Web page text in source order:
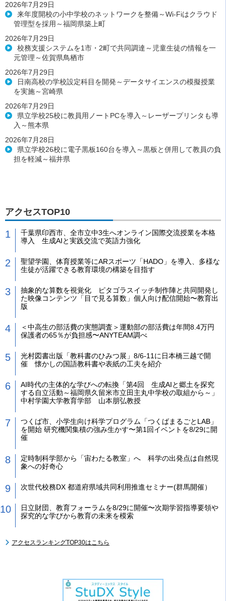
2026年7月29日
来年度開校の小中学校のネットワークを整備～Wi-Fiはクラウド
管理型を採用～福岡県築上町
2026年7月29日
校務支援システムを1市・2町で共同調達～児童生徒の情報を一
元管理～佐賀県鳥栖市
2026年7月29日
日南高校の学校設定科目を開発～データサイエンスの模擬授業
を実施～宮崎県
2026年7月29日
県立学校25校に教員用ノートPCを導入～レーザープリンタも導
入～熊本県
2026年7月28日
県立学校26校に電子黒板160台を導入～黒板と併用して教員の負
担を軽減～福井県
アクセスTOP10
千葉県印西市、全市立中3生へオンライン国際交流授業を本格
導入 生成AIと実践交流で英語力強化
聖望学園、体育授業等にARスポーツ「HADO」を導入、多様な
生徒が活躍できる教育環境の構築を目指す
抽象的な算数を視覚化 ピタゴラスイッチ制作陣と共同開発し
た映像コンテンツ「目で見る算数」個人向け配信開始〜教育出
版
＜中高生の部活費の実態調査＞運動部の部活費は年間8.4万円
保護者の65％が負担感〜ANYTEAM調べ
光村図書出版「教科書のひみつ展」8/6-11に日本橋三越で開
催 懐かしの国語教科書や表紙の工夫を紹介
AI時代の主体的な学びへの転換「第4回 生成AIと郷土を探究
する自立活動～福岡県久留米市立田主丸中学校の取組から～」
中村学園大学教育学部 山本朋弘教授
つくば市、小学生向け科学プログラム「つくばまるごとLAB」
を開始 研究機関集積の強み生かす〜第1回イベントを8/29に開
催
定時制科学部から「宙わたる教室」へ 科学の出発点は自然現
象への好奇心
次世代校務DX 都道府県域共同利用推進セミナー(群馬開催）
日立財団、教育フォーラムを8/29に開催〜次期学習指導要領や
探究的な学びから教育の未来を模索
アクセスランキングTOP30はこちら